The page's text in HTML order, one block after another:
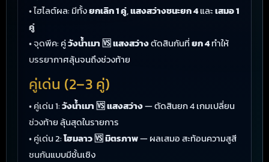
• ไฮไลต์ผล: มีทั้งยกเลิก 1 คู่,แสงสว่างชนะยก 4และเสมอ 1
คู่
• จุดพีค: คู่วังน้ำเมา 🆚 แสงสว่างตัดสินกันที่ยก 4ทำให้
บรรยากาศลุ้นจนถึงช่วงท้าย
คู่เด่น (2–3 คู่)
• คู่เด่น 1:วังน้ำเมา 🆚 แสงสว่าง— ตัดสินยก 4 เกมเปลี่ยน
ช่วงท้าย ลุ้นสุดในรายการ
• คู่เด่น 2:โฮมลาว 🆚 มิตรภาพ— ผลเสมอ สะท้อนความสูสี
ชนกันแบบมีชั้นเชิง